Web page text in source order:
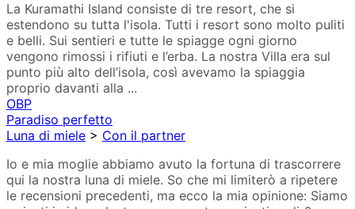
La Kuramathi Island consiste di tre resort, che si
estendono su tutta l'isola. Tutti i resort sono molto puliti
e belli. Sui sentieri e tutte le spiagge ogni giorno
vengono rimossi i rifiuti e l’erba. La nostra Villa era sul
punto più alto dell’isola, così avevamo la spiaggia
proprio davanti alla ...
OBP
Paradiso perfetto
Luna di miele > Con il partner
Io e mia moglie abbiamo avuto la fortuna di trascorrere
qui la nostra luna di miele. So che mi limiterò a ripetere
le recensioni precedenti, ma ecco la mia opinione: Siamo